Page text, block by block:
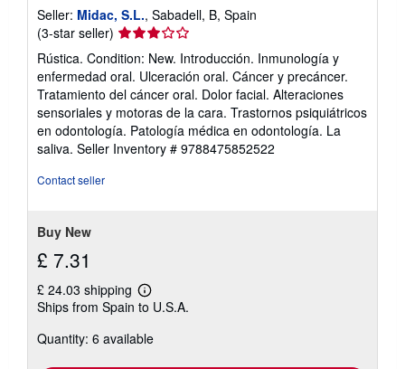
Seller: Midac, S.L., Sabadell, B, Spain
(3-star seller) Seller
3
out
of
5
stars
Rústica. Condition: New. Introducción. Inmunología y
enfermedad oral. Ulceración oral. Cáncer y precáncer.
Tratamiento del cáncer oral. Dolor facial. Alteraciones
sensoriales y motoras de la cara. Trastornos psiquiátricos
en odontología. Patología médica en odontología. La
saliva. Seller Inventory # 9788475852522
Contact seller
Buy New
£ 7.31
£ 24.03 shipping
Learn
more
shipping
Ships from Spain to U.S.A.
Quantity: 6 available